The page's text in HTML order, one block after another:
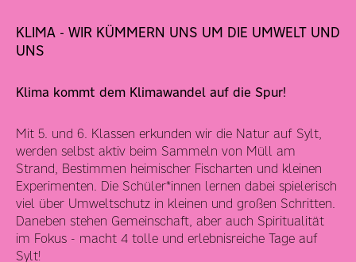
KLIMA - WIR KÜMMERN UNS UM DIE UMWELT UND
UNS
Klima kommt dem Klimawandel auf die Spur!
Mit 5. und 6. Klassen erkunden wir die Natur auf Sylt,
werden selbst aktiv beim Sammeln von Müll am
Strand, Bestimmen heimischer Fischarten und kleinen
Experimenten. Die Schüler*innen lernen dabei spielerisch
viel über Umweltschutz in kleinen und großen Schritten.
Daneben stehen Gemeinschaft, aber auch Spiritualität
im Fokus - macht 4 tolle und erlebnisreiche Tage auf
Sylt!